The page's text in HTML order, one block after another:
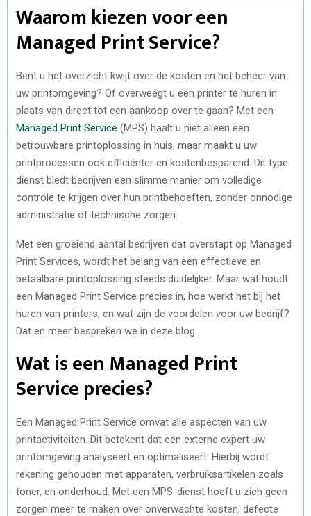
Waarom kiezen voor een
Managed Print Service?
Bent u het overzicht kwijt over de kosten en het beheer van
uw printomgeving? Of overweegt u een printer te huren in
plaats van direct tot een aankoop over te gaan? Met een
Managed Print Service (MPS) haalt u niet alleen een
betrouwbare printoplossing in huis, maar maakt u uw
printprocessen ook efficiënter en kostenbesparend. Dit type
dienst biedt bedrijven een slimme manier om volledige
controle te krijgen over hun printbehoeften, zonder onnodige
administratie of technische zorgen.
Met een groeiend aantal bedrijven dat overstapt op Managed
Print Services, wordt het belang van een effectieve en
betaalbare printoplossing steeds duidelijker. Maar wat houdt
een Managed Print Service precies in, hoe werkt het bij het
huren van printers, en wat zijn de voordelen voor uw bedrijf?
Dat en meer bespreken we in deze blog.
Wat is een Managed Print
Service precies?
Een Managed Print Service omvat alle aspecten van uw
printactiviteiten. Dit betekent dat een externe expert uw
printomgeving analyseert en optimaliseert. Hierbij wordt
rekening gehouden met apparaten, verbruiksartikelen zoals
toner, en onderhoud. Met een MPS-dienst hoeft u zich geen
zorgen meer te maken over onverwachte kosten, defecte